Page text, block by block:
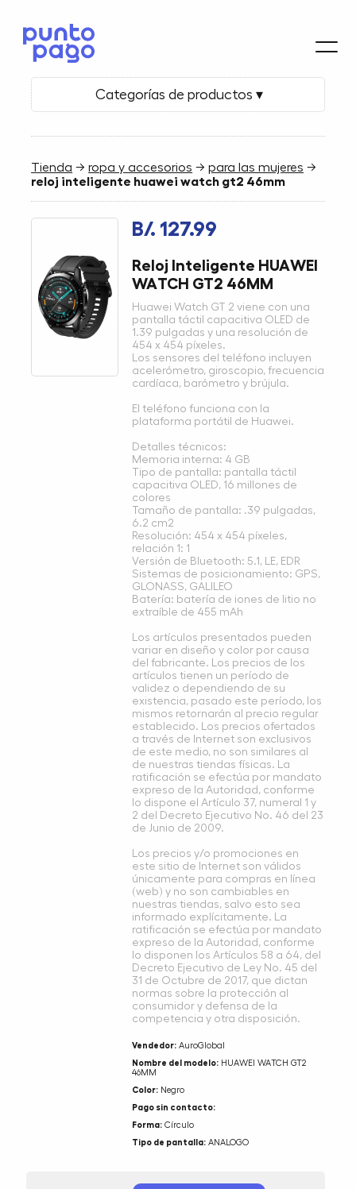
Categorías de productos ▾
Tienda →ropa y accesorios →para las mujeres →
reloj inteligente huawei watch gt2 46mm
B/. 127.99
Reloj Inteligente HUAWEI
WATCH GT2 46MM
Huawei Watch GT 2 viene con una
pantalla táctil capacitiva OLED de
1.39 pulgadas y una resolución de
454 x 454 píxeles.
Los sensores del teléfono incluyen
acelerómetro, giroscopio, frecuencia
cardíaca, barómetro y brújula.
El teléfono funciona con la
plataforma portátil de Huawei.
Detalles técnicos:
Memoria interna: 4 GB
Tipo de pantalla: pantalla táctil
capacitiva OLED, 16 millones de
colores
Tamaño de pantalla: .39 pulgadas,
6.2 cm2
Resolución: 454 x 454 píxeles,
relación 1: 1
Versión de Bluetooth: 5.1, LE, EDR
Sistemas de posicionamiento: GPS,
GLONASS, GALILEO
Batería: batería de iones de litio no
extraíble de 455 mAh
Los artículos presentados pueden
variar en diseño y color por causa
del fabricante. Los precios de los
artículos tienen un período de
validez o dependiendo de su
existencia, pasado este período, los
mismos retornarán al precio regular
establecido. Los precios ofertados
a través de Internet son exclusivos
de este medio, no son similares al
de nuestras tiendas físicas. La
ratificación se efectúa por mandato
expreso de la Autoridad, conforme
lo dispone el Artículo 37, numeral 1 y
2 del Decreto Ejecutivo No. 46 del 23
de Junio de 2009.
Los precios y/o promociones en
este sitio de Internet son válidos
únicamente para compras en línea
(web) y no son cambiables en
nuestras tiendas, salvo esto sea
informado explícitamente. La
ratificación se efectúa por mandato
expreso de la Autoridad, conforme
lo disponen los Artículos 58 a 64, del
Decreto Ejecutivo de Ley No. 45 del
31 de Octubre de 2017, que dictan
normas sobre la protección al
consumidor y defensa de la
competencia y otra disposición.
Vendedor: AuroGlobal
Nombre del modelo: HUAWEI WATCH GT2
46MM
Color: Negro
Pago sin contacto:
Forma: Círculo
Tipo de pantalla: ANALOGO